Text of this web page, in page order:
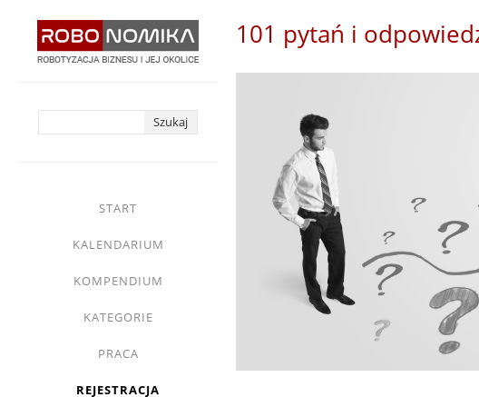
START
KALENDARIUM
KOMPENDIUM
KATEGORIE
PRACA
REJESTRACJA
101 pytań i